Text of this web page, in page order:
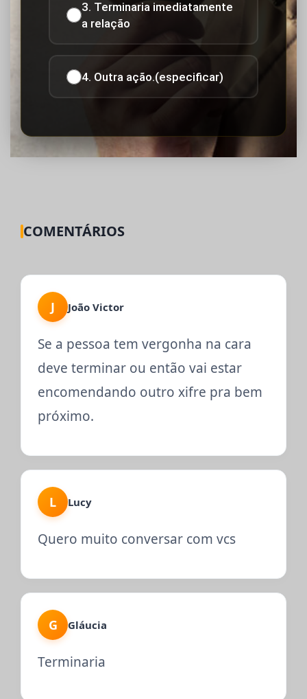
3. Terminaria imediatamente
a relação
4. Outra ação.(especificar)
COMENTÁRIOS
J João Victor
Se a pessoa tem vergonha na cara
deve terminar ou então vai estar
encomendando outro xifre pra bem
próximo.
L Lucy
Quero muito conversar com vcs
G Gláucia
Terminaria